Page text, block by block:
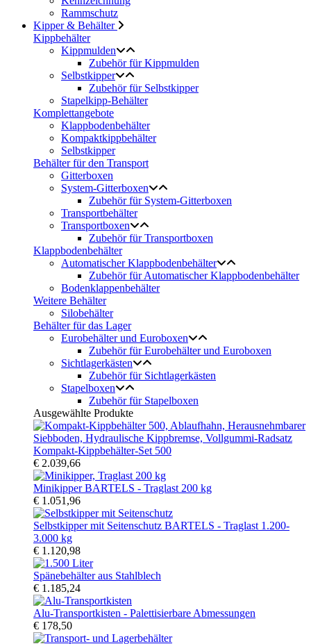
Rammschutz
Kipper & Behälter
Kippbehälter
Kippmulden
Zubehör für Kippmulden
Selbstkipper
Zubehör für Selbstkipper
Stapelkipp-Behälter
Komplettangebote
Klappbodenbehälter
Kompaktkippbehälter
Selbstkipper
Behälter für den Transport
Gitterboxen
System-Gitterboxen
Zubehör für System-Gitterboxen
Transportbehälter
Transportboxen
Zubehör für Transportboxen
Klappbodenbehälter
Automatischer Klappbodenbehälter
Zubehör für Automatischer Klappbodenbehälter
Bodenklappenbehälter
Weitere Behälter
Silobehälter
Behälter für das Lager
Eurobehälter und Euroboxen
Zubehör für Eurobehälter und Euroboxen
Sichtlagerkästen
Zubehör für Sichtlagerkästen
Stapelboxen
Zubehör für Stapelboxen
Ausgewählte Produkte
Kompakt-Kippbehälter-Set 500
€ 2.039,66
Minikipper BARTELS - Traglast 200 kg
€ 1.051,96
Selbstkipper mit Seitenschutz BARTELS - Traglast 1.200-
3.000 kg
€ 1.120,98
Spänebehälter aus Stahlblech
€ 1.185,24
Alu-Transportkisten - Palettisierbare Abmessungen
€ 178,50